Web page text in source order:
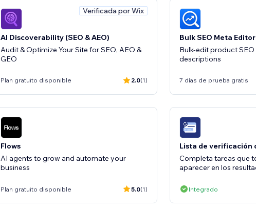
Verificada por Wix
AI Discoverability (SEO & AEO)
Audit & Optimize Your Site for SEO, AEO &
GEO
Plan gratuito disponible 2.0(1)
Bulk SEO Meta Editor
Bulk-edit product
descriptions
7 días de prueba gratis
Flows
AI agents to grow and automate your
business
Plan gratuito disponible 5.0(1)
Lista de verificación
Completa tareas que
aparecer en los
Integrado